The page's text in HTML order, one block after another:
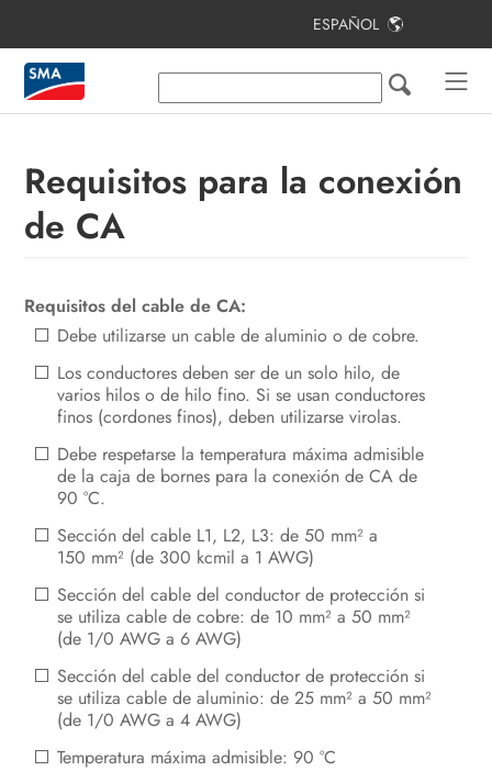
ESPAÑOL
Requisitos para la conexión
de CA
Requisitos del cable de CA:
Debe utilizarse un cable de aluminio o de cobre.
Los conductores deben ser de un solo hilo, de
varios hilos o de hilo fino. Si se usan conductores
finos (cordones finos), deben utilizarse virolas.
Debe respetarse la temperatura máxima admisible
de la caja de bornes para la conexión de CA de
90 °C.
Sección del cable L1, L2, L3: de 50 mm² a
150 mm² (de 300 kcmil a 1 AWG)
Sección del cable del conductor de protección si
se utiliza cable de cobre: de 10 mm² a 50 mm²
(de 1/0 AWG a 6 AWG)
Sección del cable del conductor de protección si
se utiliza cable de aluminio: de 25 mm² a 50 mm²
(de 1/0 AWG a 4 AWG)
Temperatura máxima admisible: 90 °C
Índice
Indicaciones sobre este documento
Contenido de la entrega
Materiales y herramientas
Vista general del producto
Montaje y preparación de la
conexión
Conexión eléctrica
Puesta en marcha
Manejo
Desconexión del inversor de la
tensión
Limpieza del producto
Localización de errores
Puesta fuera de servicio del inversor